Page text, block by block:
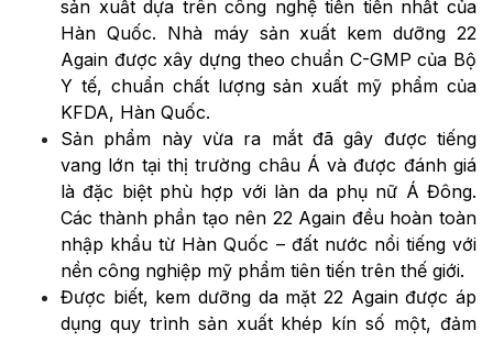
sản xuất dựa trên công nghệ tiến tiến nhất của
Hàn Quốc. Nhà máy sản xuất kem dưỡng 22
Again được xây dựng theo chuẩn C-GMP của Bộ
Y tế, chuẩn chất lượng sản xuất mỹ phẩm của
KFDA, Hàn Quốc.
Sản phẩm này vừa ra mắt đã gây được tiếng
vang lớn tại thị trường châu Á và được đánh giá
là đặc biệt phù hợp với làn da phụ nữ Á Đông.
Các thành phần tạo nên 22 Again đều hoàn toàn
nhập khẩu từ Hàn Quốc – đất nước nổi tiếng với
nền công nghiệp mỹ phẩm tiên tiến trên thế giới.
Được biết, kem dưỡng da mặt 22 Again được áp
dụng quy trình sản xuất khép kín số một, đảm